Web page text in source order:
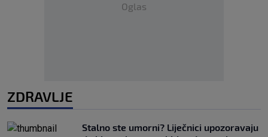
Oglas
ZDRAVLJE
Stalno ste umorni? Liječnici upozoravaju